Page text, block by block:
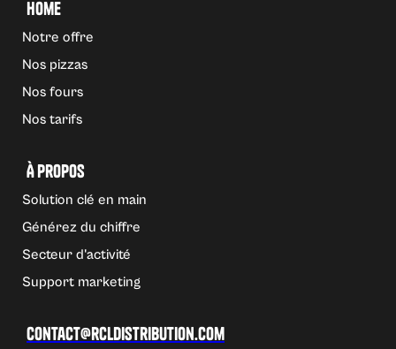
Home
Notre offre
Nos pizzas
Nos fours
Nos tarifs
À propos
Solution clé en main
Générez du chiffre
Secteur d'activité
Support marketing
Contact@rcldistribution.com